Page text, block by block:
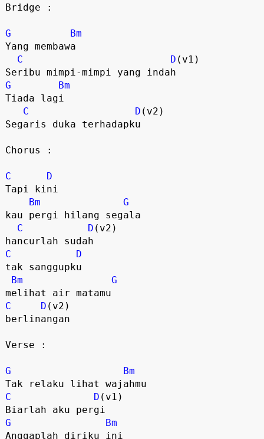
Bridge :
G
Bm
Yang membawa
C
D (v1)
Seribu mimpi-mimpi yang indah
G
Bm
Tiada lagi
C
D (v2)
Segaris duka terhadapku
Chorus :
C
D
Tapi kini
Bm
G
kau pergi hilang segala
C
D (v2)
hancurlah sudah
C
D
tak sanggupku
Bm
G
melihat air matamu
C
D (v2)
berlinangan
Verse :
G
Bm
Tak relaku lihat wajahmu
C
D (v1)
Biarlah aku pergi
G
Bm
Anggaplah diriku ini